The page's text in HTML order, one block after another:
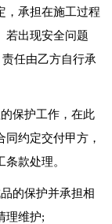
，承担在施工过程
若出现安全问题
任由乙方自行承
保护工作，在此
约定交付甲方，
款处理。
的保护并承担相
理维护;